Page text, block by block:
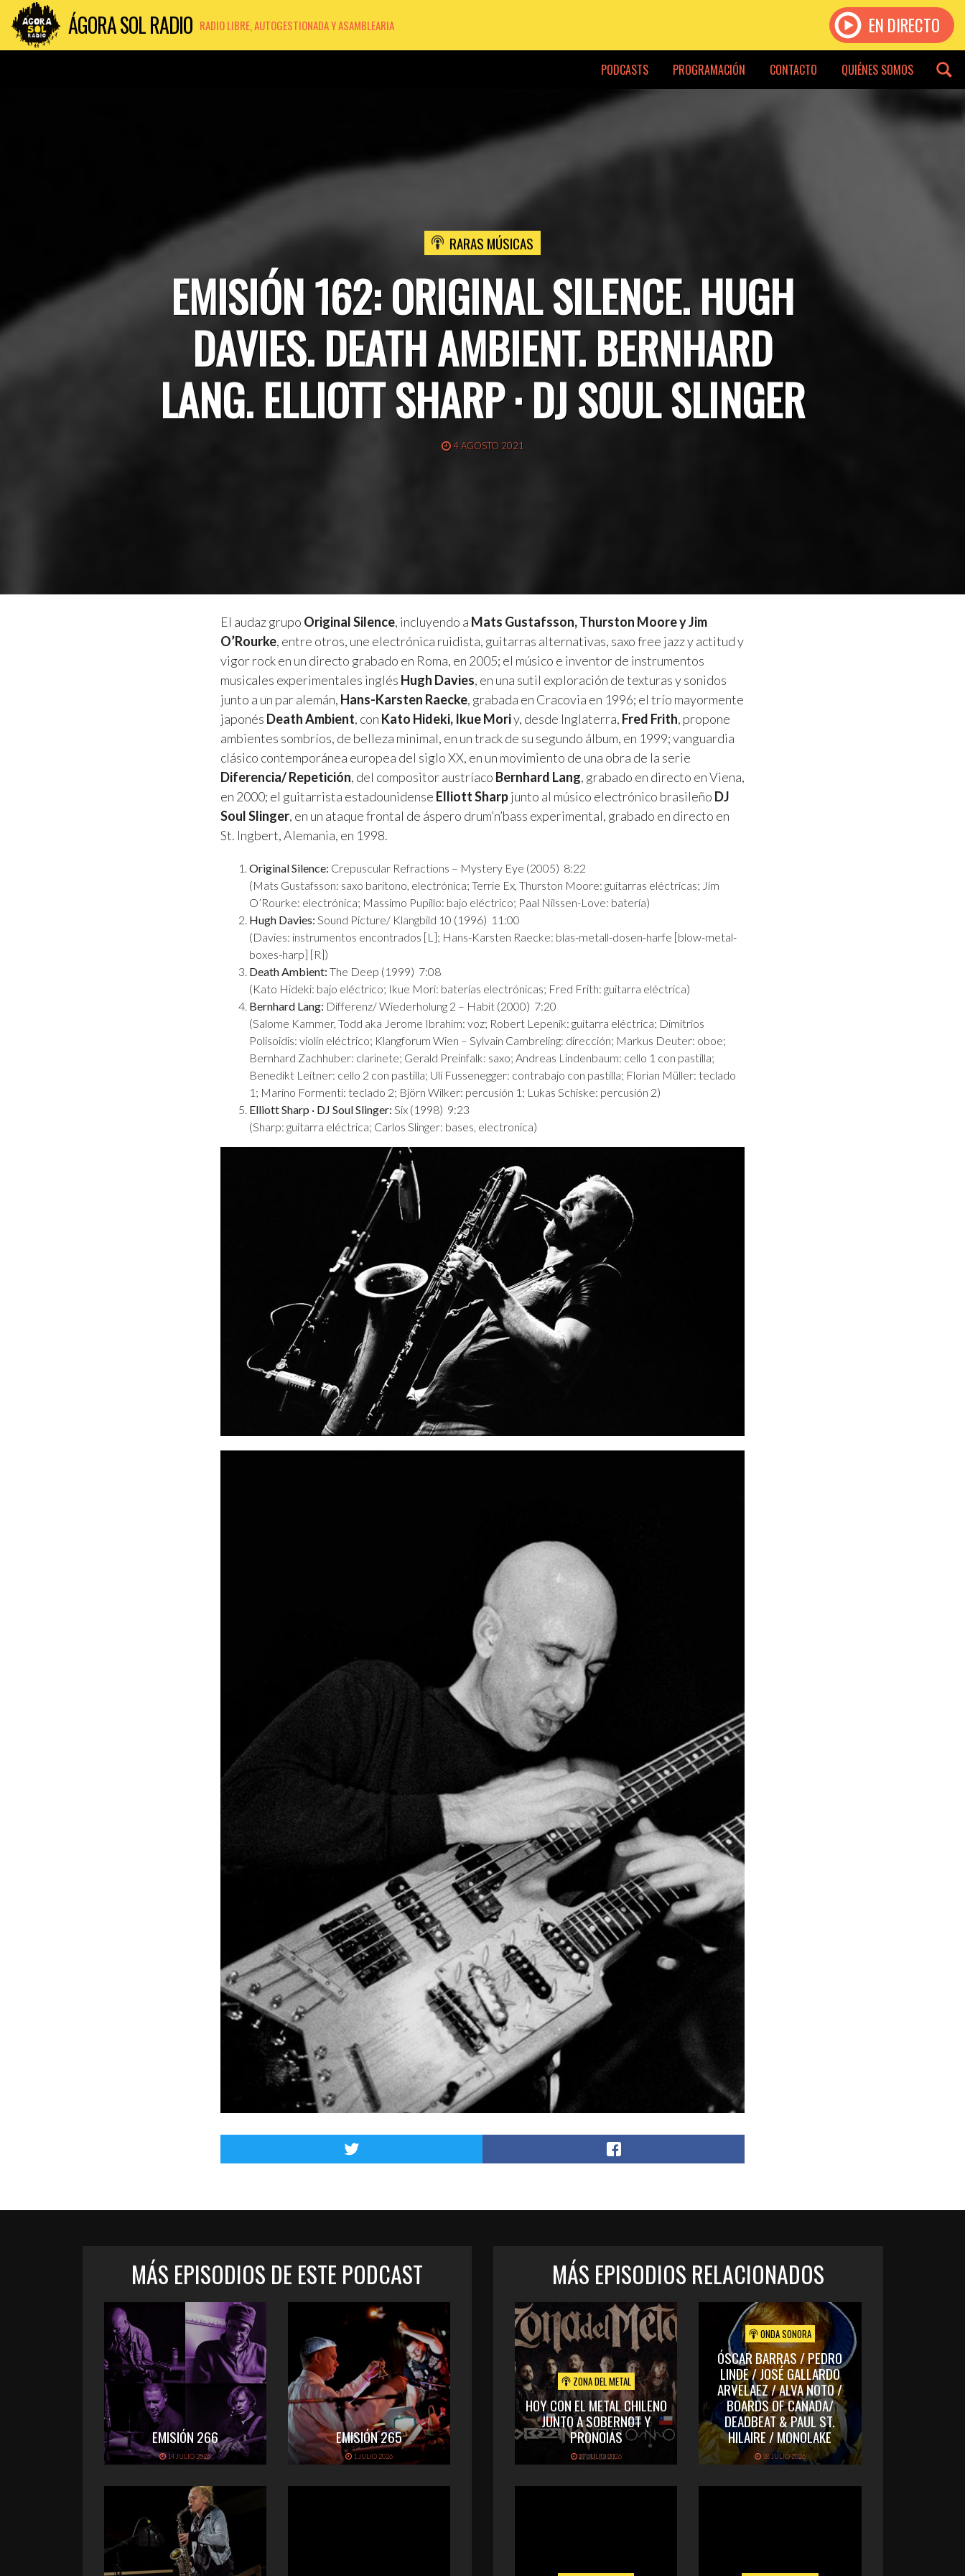
ÁGORA SOL RADIO RADIO LIBRE, AUTOGESTIONADA Y ASAMBLEARIA EN DIRECTO
PODCASTS PROGRAMACIÓN CONTACTO QUIÉNES SOMOS
RARAS MÚSICAS
EMISIÓN 162: ORIGINAL SILENCE. HUGH
DAVIES. DEATH AMBIENT. BERNHARD
LANG. ELLIOTT SHARP · DJ SOUL SLINGER
4 AGOSTO 2021
El audaz grupo Original Silence, incluyendo a Mats Gustafsson, Thurston Moore y Jim
O’Rourke, entre otros, une electrónica ruidista, guitarras alternativas, saxo free jazz y actitud y
vigor rock en un directo grabado en Roma, en 2005; el músico e inventor de instrumentos
musicales experimentales inglés Hugh Davies, en una sutil exploración de texturas y sonidos
junto a un par alemán, Hans-Karsten Raecke, grabada en Cracovia en 1996; el trío mayormente
japonés Death Ambient, con Kato Hideki, Ikue Moriy, desde Inglaterra, Fred Frith, propone
ambientes sombríos, de belleza minimal, en un track de su segundo álbum, en 1999; vanguardia
clásico contemporánea europea del siglo XX, en un movimiento de una obra de la serie
Diferencia/ Repetición, del compositor austríaco Bernhard Lang, grabado en directo en Viena,
en 2000; el guitarrista estadounidense Elliott Sharpjunto al músico electrónico brasileño DJ
Soul Slinger, en un ataque frontal de áspero drum’n’bass experimental, grabado en directo en
St. Ingbert, Alemania, en 1998.
Original Silence: Crepuscular Refractions – Mystery Eye (2005) 8:22
(Mats Gustafsson: saxo barítono, electrónica; Terrie Ex, Thurston Moore: guitarras eléctricas; Jim
O’Rourke: electrónica; Massimo Pupillo: bajo eléctrico; Paal Nilssen-Love: batería)
Hugh Davies: Sound Picture/ Klangbild 10 (1996) 11:00
(Davies: instrumentos encontrados [L]; Hans-Karsten Raecke: blas-metall-dosen-harfe [blow-metal-
boxes-harp] [R])
Death Ambient: The Deep (1999) 7:08
(Kato Hideki: bajo eléctrico; Ikue Mori: baterías electrónicas; Fred Frith: guitarra eléctrica)
Bernhard Lang: Differenz/ Wiederholung 2 – Habit (2000) 7:20
(Salome Kammer, Todd aka Jerome Ibrahim: voz; Robert Lepenik: guitarra eléctrica; Dimitrios
Polisoidis: violín eléctrico; Klangforum Wien – Sylvain Cambreling: dirección; Markus Deuter: oboe;
Bernhard Zachhuber: clarinete; Gerald Preinfalk: saxo; Andreas Lindenbaum: cello 1 con pastilla;
Benedikt Leitner: cello 2 con pastilla; Uli Fussenegger: contrabajo con pastilla; Florian Müller: teclado
1; Marino Formenti: teclado 2; Björn Wilker: percusión 1; Lukas Schiske: percusión 2)
Elliott Sharp · DJ Soul Slinger: Six (1998) 9:23
(Sharp: guitarra eléctrica; Carlos Slinger: bases, electronica)
MÁS EPISODIOS DE ESTE PODCAST
EMISIÓN 266
14 JULIO 2026
EMISIÓN 265
1 JULIO 2026
MÁS EPISODIOS RELACIONADOS
ZONA DEL METAL
HOY CON EL METAL CHILENO
JUNTO A SOBERNOT Y
PRONOIAS
27 JULIO 2026
ONDA SONORA
ÓSCAR BARRAS / PEDRO
LINDE / JOSÉ GALLARDO
ARVELAEZ / ALVA NOTO /
BOARDS OF CANADA/
DEADBEAT & PAUL ST.
HILAIRE / MONOLAKE
18 JULIO 2026